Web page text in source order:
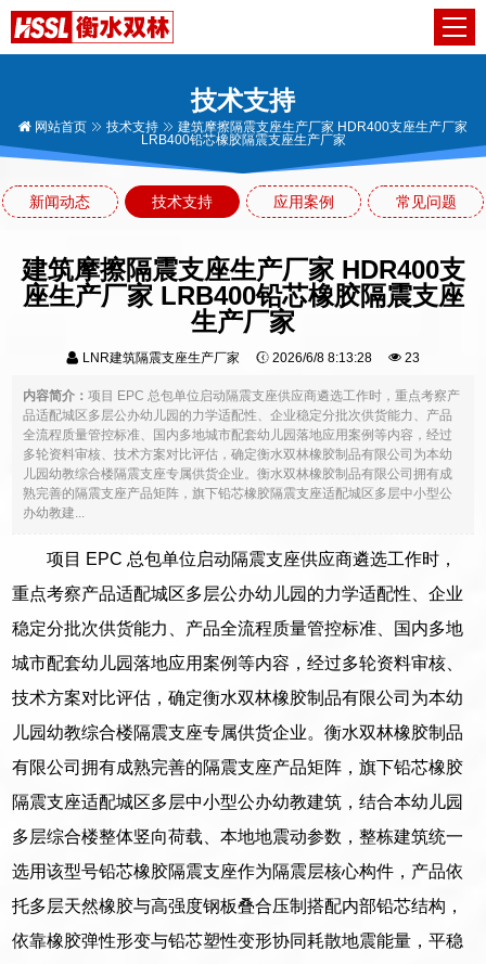
技术支持
网站首页 技术支持
建筑摩擦隔震支座生产厂家 HDR400支座生产厂家
LRB400铅芯橡胶隔震支座生产厂家
新闻动态 技术支持 应用案例 常见问题
建筑摩擦隔震支座生产厂家 HDR400支
座生产厂家 LRB400铅芯橡胶隔震支座
生产厂家
LNR建筑隔震支座生产厂家 2026/6/8 8:13:28 23
内容简介：项目 EPC 总包单位启动隔震支座供应商遴选工作时，重点考察产
品适配城区多层公办幼儿园的力学适配性、企业稳定分批次供货能力、产品
全流程质量管控标准、国内多地城市配套幼儿园落地应用案例等内容，经过
多轮资料审核、技术方案对比评估，确定衡水双林橡胶制品有限公司为本幼
儿园幼教综合楼隔震支座专属供货企业。衡水双林橡胶制品有限公司拥有成
熟完善的隔震支座产品矩阵，旗下铅芯橡胶隔震支座适配城区多层中小型公
办幼教建...
项目 EPC 总包单位启动隔震支座供应商遴选工作时，
重点考察产品适配城区多层公办幼儿园的力学适配性、企业
稳定分批次供货能力、产品全流程质量管控标准、国内多地
城市配套幼儿园落地应用案例等内容，经过多轮资料审核、
技术方案对比评估，确定衡水双林橡胶制品有限公司为本幼
儿园幼教综合楼隔震支座专属供货企业。衡水双林橡胶制品
有限公司拥有成熟完善的隔震支座产品矩阵，旗下铅芯橡胶
隔震支座适配城区多层中小型公办幼教建筑，结合本幼儿园
多层综合楼整体竖向荷载、本地地震动参数，整栋建筑统一
选用该型号铅芯橡胶隔震支座作为隔震层核心构件，产品依
托多层天然橡胶与高强度钢板叠合压制搭配内部铅芯结构，
依靠橡胶弹性形变与铅芯塑性变形协同耗散地震能量，平稳